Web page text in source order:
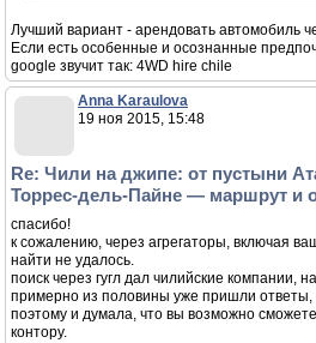
Лучший вариант - арендовать автомобиль
Если есть особенные и осознанные
google звучит так: 4WD hire chile
Anna Karaulova
19 ноя 2015, 15:48
Re: Чили на джипе: от пустыни
Торрес-дель-Пайне — маршрут и
спасибо!
к сожалению, через агрегаторы, включая
найти не удалось.
поиск через гугл дал чилийские компании,
примерно из половины уже пришли ответы,
поэтому и думала, что вы возможно
контору.